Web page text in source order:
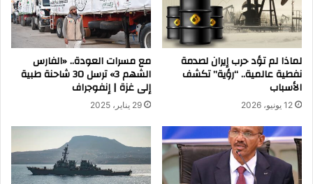
لماذا لم تؤد حرب إيران لصدمة
نفطية عالمية.. “رؤية” تكشف
الأسباب
12 يونيو، 2026
مع مسرات العودة.. «الفارس
الشهم 3» ترسل 30 شاحنة طبية
إلى غزة | إنفوجراف
29 يناير، 2025